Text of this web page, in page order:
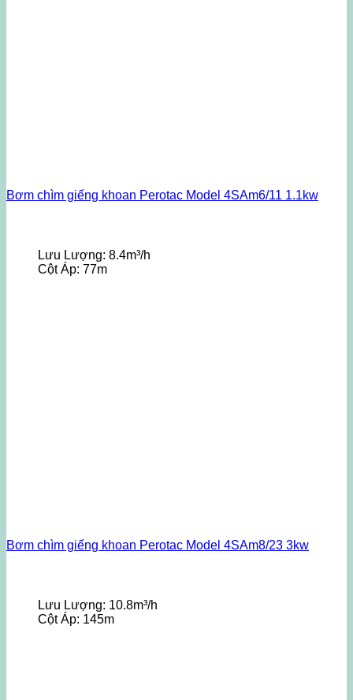
Bơm chìm giếng khoan Perotac Model 4SAm6/11 1.1kw
Lưu Lượng: 8.4m³/h
Cột Áp: 77m
Bơm chìm giếng khoan Perotac Model 4SAm8/23 3kw
Lưu Lượng: 10.8m³/h
Cột Áp: 145m